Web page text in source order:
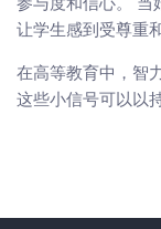
让学生感到受尊重
在高等教育中，智
这些小信号可以以